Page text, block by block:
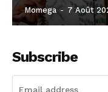
Momega - 7 Août
Subscribe